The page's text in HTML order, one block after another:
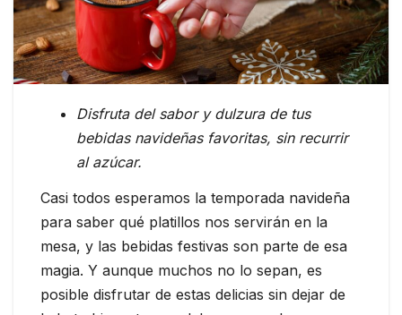
Disfruta del sabor y dulzura de tus
bebidas navideñas favoritas, sin recurrir
al azúcar.
Casi todos esperamos la temporada navideña
para saber qué platillos nos servirán en la
mesa, y las bebidas festivas son parte de esa
magia. Y aunque muchos no lo sepan, es
posible disfrutar de estas delicias sin dejar de